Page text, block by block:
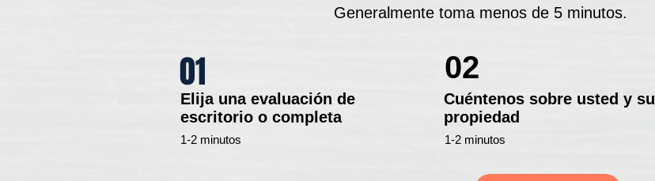
Generalmente toma menos de 5 minutos.
Elija una evaluación de
escritorio o completa
01
1-2 minutos
Cuéntenos sobre usted y su
propiedad
02
1-2 minutos